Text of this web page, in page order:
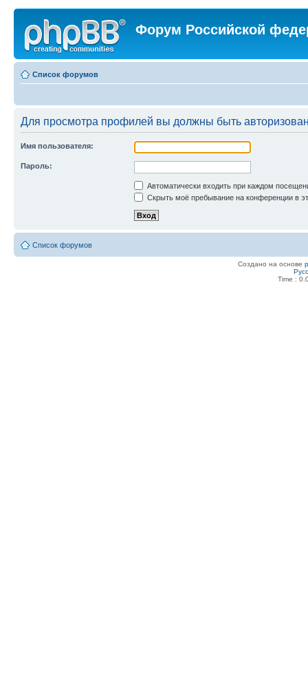
Форум Российской
Список форумов
Для просмотра профилей вы должны быть
Имя пользователя:
Пароль:
Автоматически входить при каждом
Скрыть моё пребывание на конференции в
Список форумов
Создано на основе
Time :